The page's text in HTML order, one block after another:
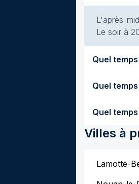
L'après-
Le soir à
Villes à
Lamotte-